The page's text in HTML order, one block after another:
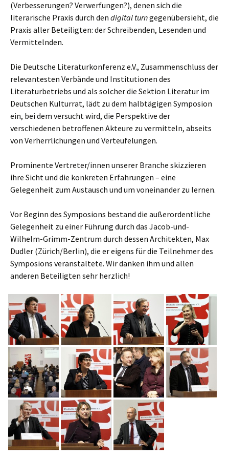
(Verbesserungen? Verwerfungen?), denen sich die
literarische Praxis durch den digital turngegenübersieht, die
Praxis aller Beteiligten: der Schreibenden, Lesenden und
Vermittelnden.
Die Deutsche Literaturkonferenz e.V., Zusammenschluss der
relevantesten Verbände und Institutionen des
Literaturbetriebs und als solcher die Sektion Literatur im
Deutschen Kulturrat, lädt zu dem halbtägigen Symposion
ein, bei dem versucht wird, die Perspektive der
verschiedenen betroffenen Akteure zu vermitteln, abseits
von Verherrlichungen und Verteufelungen.
Prominente Vertreter/innen unserer Branche skizzieren
ihre Sicht und die konkreten Erfahrungen – eine
Gelegenheit zum Austausch und um voneinander zu lernen.
Vor Beginn des Symposions bestand die außerordentliche
Gelegenheit zu einer Führung durch das Jacob-und-
Wilhelm-Grimm-Zentrum durch dessen Architekten, Max
Dudler (Zürich/Berlin), die er eigens für die Teilnehmer des
Symposions veranstaltete. Wir danken ihm und allen
anderen Beteiligten sehr herzlich!